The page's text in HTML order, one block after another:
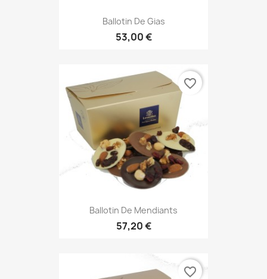
Ballotin De Gias
53,00 €
Ballotin De Mendiants
57,20 €
favorite_border
favorite_border